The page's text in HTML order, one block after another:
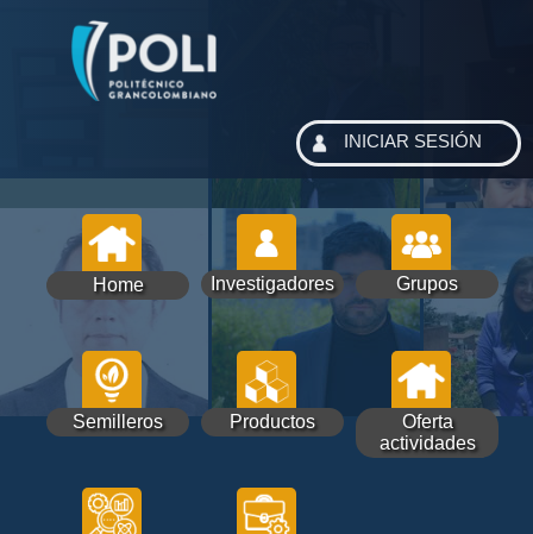
Home Investigadores Grupos
Semilleros Productos
Oferta
actividades
INICIAR SESIÓN